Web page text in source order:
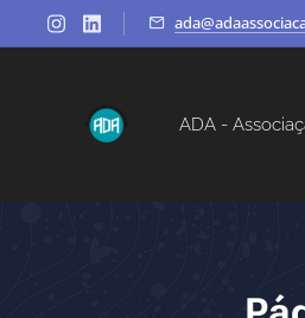
ADA -